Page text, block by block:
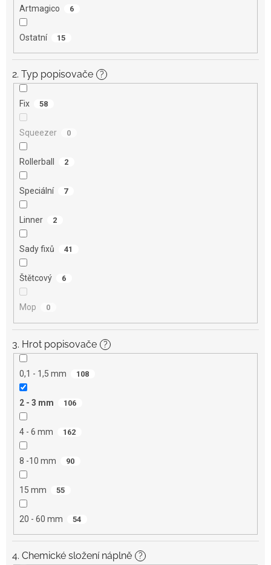
Artmagico 6
Ostatní 15
2. Typ popisovače ?
Fix 58
Squeezer 0
Rollerball 2
Speciální 7
Linner 2
Sady fixů 41
Štětcový 6
Mop 0
3. Hrot popisovače ?
0,1 - 1,5 mm 108
2 - 3 mm 106
4 - 6 mm 162
8 -10 mm 90
15 mm 55
20 - 60 mm 54
4. Chemické složení náplně ?